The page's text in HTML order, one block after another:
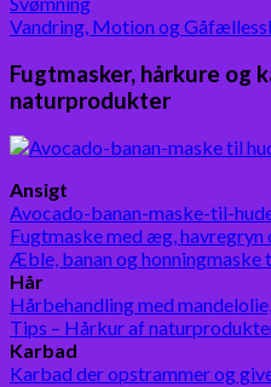
Vandring, Motion og
Fugtmasker, hårkure og
naturprodukter
Ansigt
Avocado-banan-maske-til-
Fugtmaske med æg,
Æble, banan og honningmaske
Hår
Hårbehandling med
Tips – Hårkur af
Karbad
Karbad der opstrammer og